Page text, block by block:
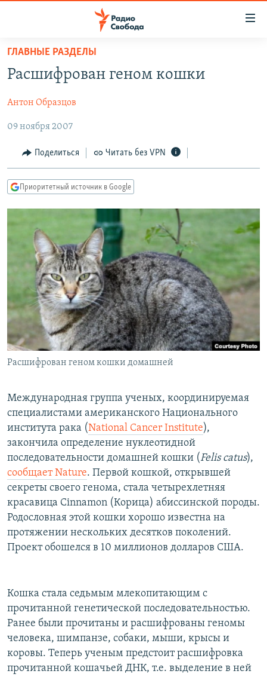
упрощенного
доступа
содержанию
Вернутся
главной
навигации
Вернутся
поиску
ПРОГРАММЫ
ПОДКАСТЫ
АВТОРСКИЕ ПРОЕКТЫ
ЦИТАТЫ СВОБОДЫ
МНЕНИЯ
КУЛЬТУРА
IDEL.РЕАЛИИ
КАВКАЗ.РЕАЛИИ
СЕВЕР.РЕАЛИИ
СИБИРЬ.РЕАЛИИ
РАСПИСАНИЕ ВЕЩАНИЯ
ПОДПИШИТЕСЬ НА РАССЫЛКУ
СОЦИАЛЬНЫЕ СЕТИ
Все сайты РСЕ/РС
ГЛАВНЫЕ РАЗДЕЛЫ
Расшифрован геном кошки
Антон Образцов
09 ноября 2007
Поделиться Читать без VPN
Приоритетный источник в Google
Расшифрован геном кошки домашней
Международная группа ученых, координируемая
специалистами американского Национального
института рака (National Cancer Institute),
закончила определение нуклеотидной
последовательности домашней кошки (Felis catus),
сообщает Nature. Первой кошкой, открывшей
секреты своего генома, стала четырехлетняя
красавица Cinnamon (Корица) абиссинской породы.
Родословная этой кошки хорошо известна на
протяжении нескольких десятков поколений.
Проект обошелся в 10 миллионов долларов США.
Кошка стала седьмым млекопитающим с
прочитанной генетической последовательностью.
Ранее были прочитаны и расшифрованы геномы
человека, шимпанзе, собаки, мыши, крысы и
коровы. Теперь ученым предстоит расшифровка
прочитанной кошачьей ДНК, т.е. выделение в ней